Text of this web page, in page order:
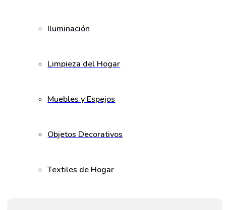
Iluminación
Limpieza del Hogar
Muebles y Espejos
Objetos Decorativos
Textiles de Hogar